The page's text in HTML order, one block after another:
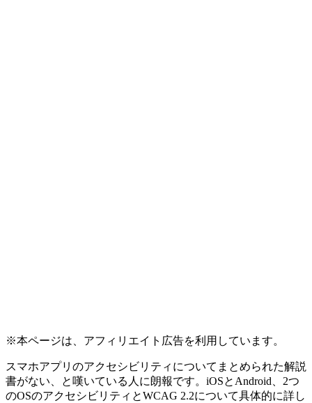
※本ページは、アフィリエイト広告を利用しています。
スマホアプリのアクセシビリティについてまとめられた解説
書がない、と嘆いている人に朗報です。iOSとAndroid、2つ
のOSのアクセシビリティとWCAG 2.2について具体的に詳し